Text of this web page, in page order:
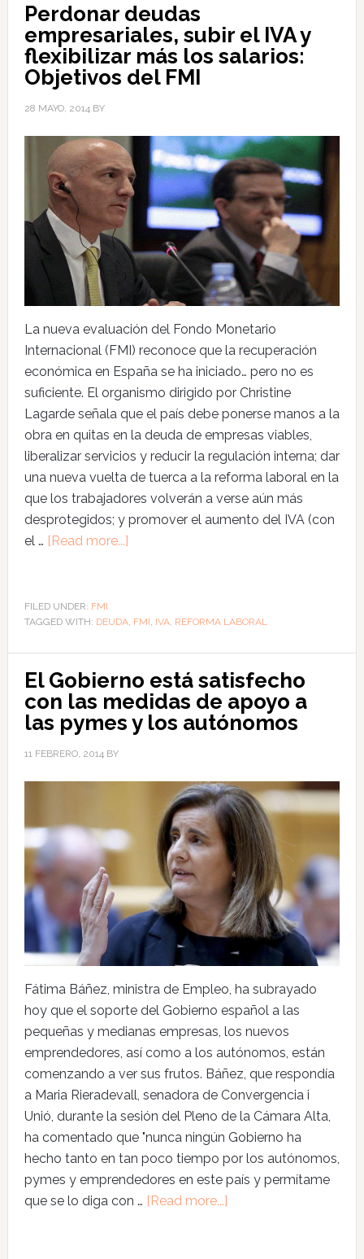
Perdonar deudas
empresariales, subir el IVA y
flexibilizar más los salarios:
Objetivos del FMI
28 MAYO, 2014 BY
La nueva evaluación del Fondo Monetario
Internacional (FMI) reconoce que la recuperación
económica en España se ha iniciado… pero no es
suficiente. El organismo dirigido por Christine
Lagarde señala que el país debe ponerse manos a la
obra en quitas en la deuda de empresas viables,
liberalizar servicios y reducir la regulación interna; dar
una nueva vuelta de tuerca a la reforma laboral en la
que los trabajadores volverán a verse aún más
desprotegidos; y promover el aumento del IVA (con
el … [Read more...]
FILED UNDER: FMI
TAGGED WITH: DEUDA, FMI, IVA, REFORMA LABORAL
El Gobierno está satisfecho
con las medidas de apoyo a
las pymes y los autónomos
11 FEBRERO, 2014BY
Fátima Báñez, ministra de Empleo, ha subrayado
hoy que el soporte del Gobierno español a las
pequeñas y medianas empresas, los nuevos
emprendedores, así como a los autónomos, están
comenzando a ver sus frutos. Báñez, que respondía
a Maria Rieradevall, senadora de Convergencia i
Unió, durante la sesión del Pleno de la Cámara Alta,
ha comentado que "nunca ningún Gobierno ha
hecho tanto en tan poco tiempo por los autónomos,
pymes y emprendedores en este país y permítame
que se lo diga con … [Read more...]